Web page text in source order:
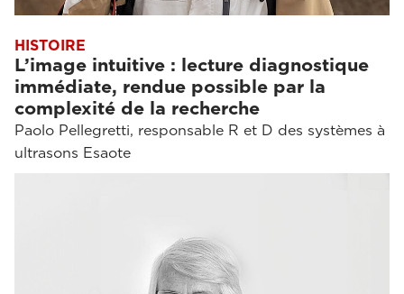
HISTOIRE
L’image intuitive : lecture diagnostique
immédiate, rendue possible par la
complexité de la recherche
Paolo Pellegretti, responsable R et D des systèmes à
ultrasons Esaote